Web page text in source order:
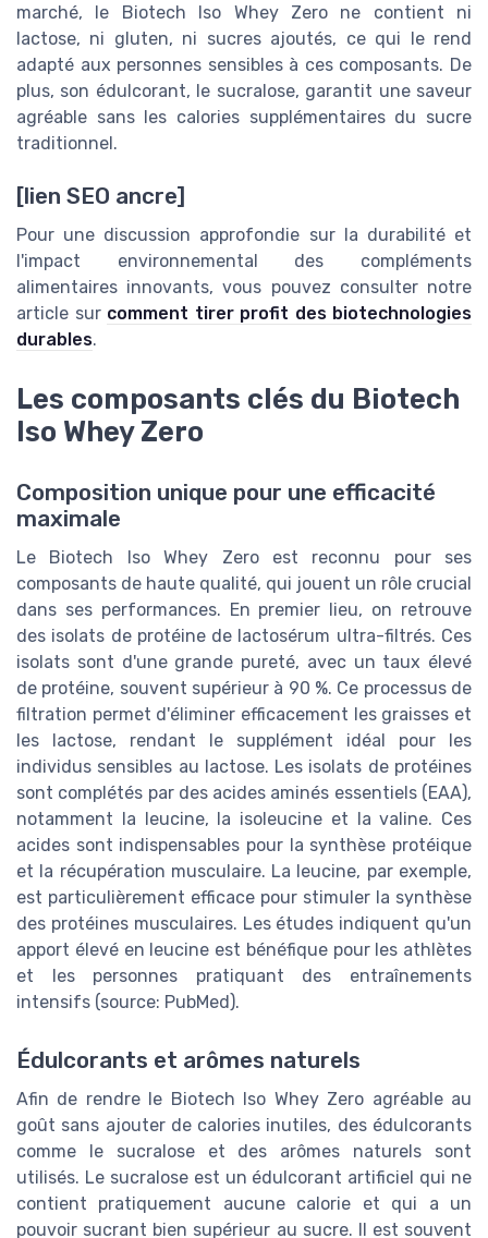
marché, le Biotech Iso Whey Zero ne contient ni
lactose, ni gluten, ni sucres ajoutés, ce qui le rend
adapté aux personnes sensibles à ces composants. De
plus, son édulcorant, le sucralose, garantit une saveur
agréable sans les calories supplémentaires du sucre
traditionnel.
[lien SEO ancre]
Pour une discussion approfondie sur la durabilité et
l'impact environnemental des compléments
alimentaires innovants, vous pouvez consulter notre
article sur comment tirer profit des biotechnologies
durables.
Les composants clés du Biotech
Iso Whey Zero
Composition unique pour une efficacité
maximale
Le Biotech Iso Whey Zero est reconnu pour ses
composants de haute qualité, qui jouent un rôle crucial
dans ses performances. En premier lieu, on retrouve
des isolats de protéine de lactosérum ultra-filtrés. Ces
isolats sont d'une grande pureté, avec un taux élevé
de protéine, souvent supérieur à 90 %. Ce processus de
filtration permet d'éliminer efficacement les graisses et
les lactose, rendant le supplément idéal pour les
individus sensibles au lactose. Les isolats de protéines
sont complétés par des acides aminés essentiels (EAA),
notamment la leucine, la isoleucine et la valine. Ces
acides sont indispensables pour la synthèse protéique
et la récupération musculaire. La leucine, par exemple,
est particulièrement efficace pour stimuler la synthèse
des protéines musculaires. Les études indiquent qu'un
apport élevé en leucine est bénéfique pour les athlètes
et les personnes pratiquant des entraînements
intensifs (source: PubMed).
Édulcorants et arômes naturels
Afin de rendre le Biotech Iso Whey Zero agréable au
goût sans ajouter de calories inutiles, des édulcorants
comme le sucralose et des arômes naturels sont
utilisés. Le sucralose est un édulcorant artificiel qui ne
contient pratiquement aucune calorie et qui a un
pouvoir sucrant bien supérieur au sucre. Il est souvent